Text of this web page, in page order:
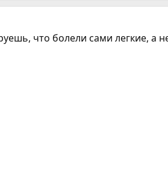
что болели сами легкие, а